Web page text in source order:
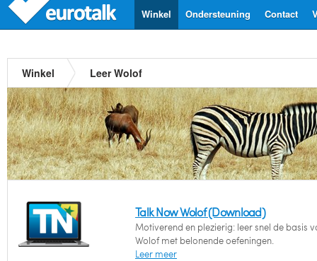
Contact
Ondersteuning
Winkel
Winkel Leer Wolof
Talk Now Wolof (Download)
Motiverend en plezierig: leer snel de basis
Wolof met belonende oefeningen.
Leer meer